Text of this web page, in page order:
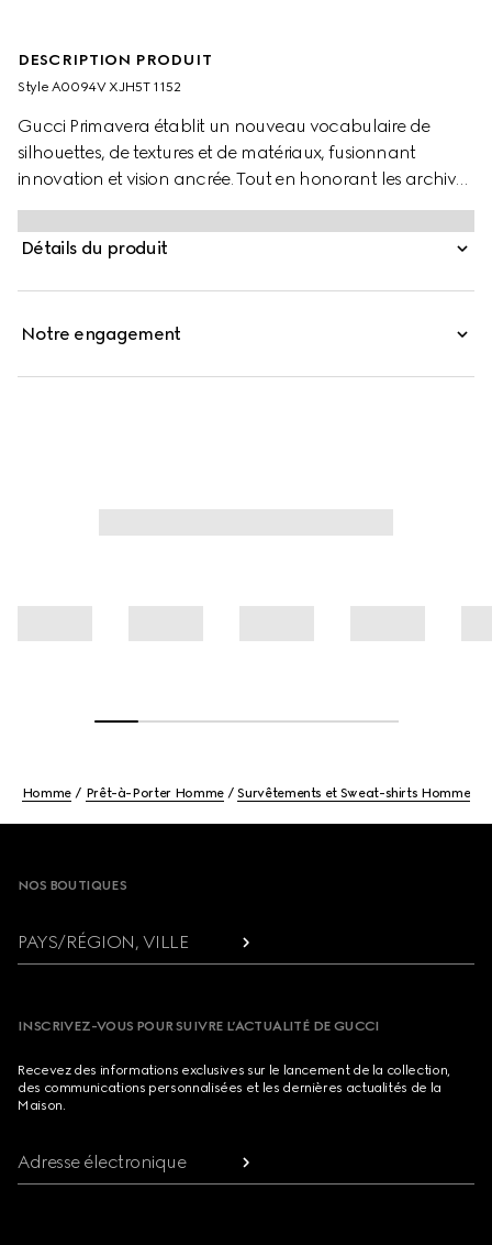
DESCRIPTION PRODUIT
Style ‎A0094V XJH5T 1152
Gucci Primavera établit un nouveau vocabulaire de
silhouettes, de textures et de matériaux, fusionnant
innovation et vision ancrée. Tout en honorant les archives
et les codes distinctifs, les pièces pour homme sont
façonnées par un développement méticuleux des
produits. Confectionné en jersey de coton, ce sweat-shirt
Détails du produit
Notre engagement
Homme Prêt-à-Porter Homme Survêtements et Sweat-shirts Homme
NOS BOUTIQUES
PAYS/RÉGION, VILLE
INSCRIVEZ-VOUS POUR SUIVRE L’ACTUALITÉ DE GUCCI
Recevez des informations exclusives sur le lancement de la collection,
des communications personnalisées et les dernières actualités de la
Maison.
Adresse électronique